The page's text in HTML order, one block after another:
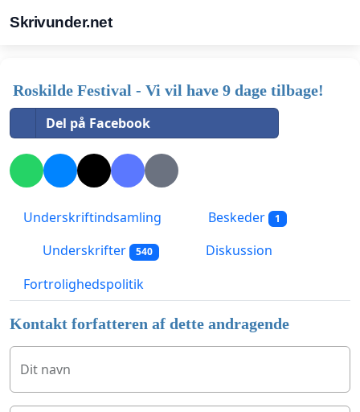
Skrivunder.net
Roskilde Festival - Vi vil have 9 dage tilbage!
Del på Facebook
Underskriftindsamling Beskeder 1
Underskrifter 540
Diskussion
Fortrolighedspolitik
Kontakt forfatteren af dette andragende
Dit navn